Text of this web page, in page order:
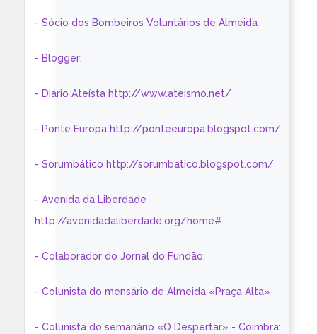
- Sócio dos Bombeiros Voluntários de Almeida
- Blogger:
- Diário Ateísta http://www.ateismo.net/
- Ponte Europa http://ponteeuropa.blogspot.com/
- Sorumbático http://sorumbatico.blogspot.com/
- Avenida da Liberdade
http://avenidadaliberdade.org/home#
- Colaborador do Jornal do Fundão;
- Colunista do mensário de Almeida «Praça Alta»
- Colunista do semanário «O Despertar» - Coimbra: